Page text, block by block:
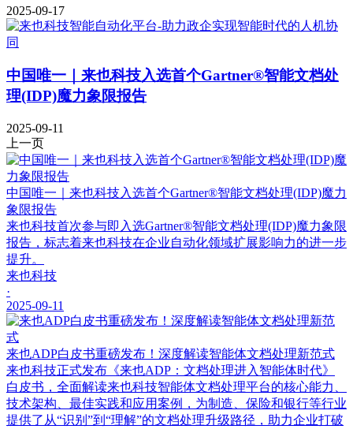
2025-09-17
中国唯一｜来也科技入选首个Gartner®智能文档处
理(IDP)魔力象限报告
2025-09-11
上一页
中国唯一｜来也科技入选首个Gartner®智能文档处理(IDP)魔力
象限报告
来也科技首次参与即入选Gartner®智能文档处理(IDP)魔力象限
报告，标志着来也科技在企业自动化领域扩展影响力的进一步
提升。
来也科技
·
2025-09-11
来也ADP白皮书重磅发布！深度解读智能体文档处理新范式
来也科技正式发布《来也ADP：文档处理进入智能体时代》
白皮书，全面解读来也科技智能体文档处理平台的核心能力、
技术架构、最佳实践和应用案例，为制造、保险和银行等行业
提供了从“识别”到“理解”的文档处理升级路径，助力企业打破